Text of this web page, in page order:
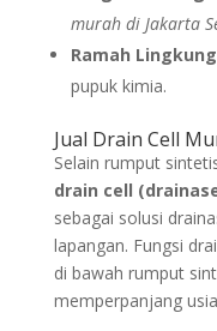
murah di Jakarta
Ramah
pupuk kimia.
Jual Drain Cell
Selain rumput
drain cell
sebagai solusi
lapangan. Fungsi
di bawah rumput
memperpanjang